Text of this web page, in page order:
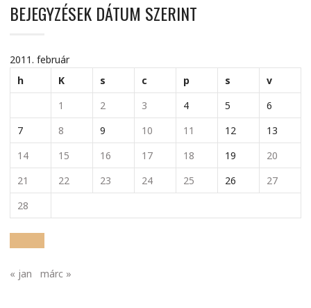
BEJEGYZÉSEK DÁTUM SZERINT
2011. február
h
K s c p s
v
1
2 3 4 5
6
7
8 9 10 11 12
13
14
15 16 17 18 19
20
21
22 23 24 25 26
27
28
« jan márc »